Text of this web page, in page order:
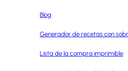
Blog
Generador de recetas con
Lista de la compra imprimible